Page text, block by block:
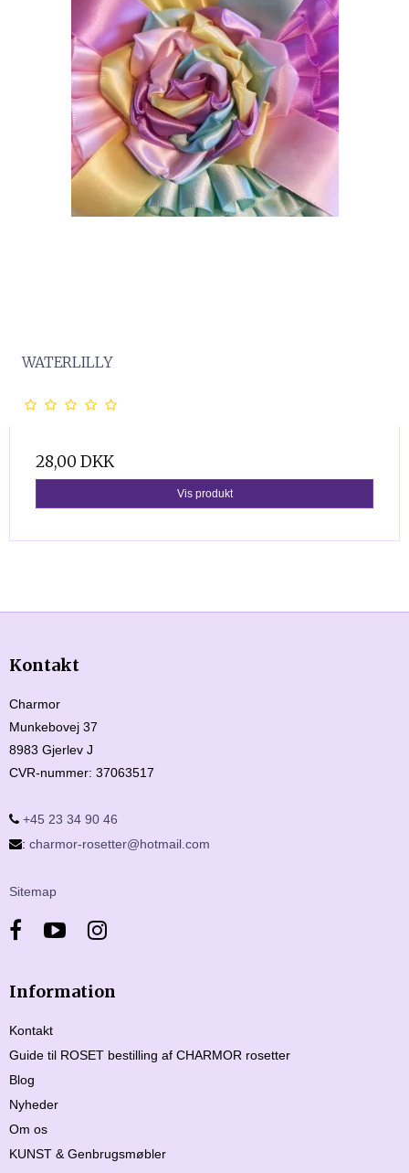
WATERLILLY
28,00 DKK
Vis produkt
Kontakt
Charmor
Munkebovej 37
8983 Gjerlev J
CVR-nummer: 37063517
+45 23 34 90 46
: charmor-rosetter@hotmail.com
Sitemap
Information
Kontakt
Guide til ROSET bestilling af CHARMOR rosetter
Blog
Nyheder
Om os
KUNST & Genbrugsmøbler